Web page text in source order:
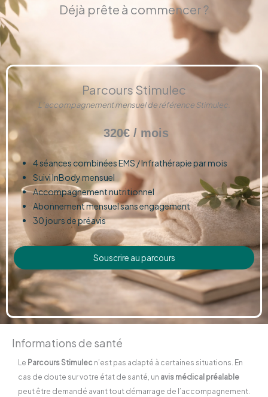
Déjà prête à commencer ?
Parcours Stimulec
L’accompagnement mensuel de référence Stimulec.
320€ / mois
4 séances combinées EMS / Infrathérapie par mois
Suivi InBody mensuel
Accompagnement nutritionnel
Abonnement mensuel sans engagement
30 jours de préavis
Souscrire au parcours
Informations de santé
Le Parcours Stimulec n’est pas adapté à certaines situations. En
cas de doute sur votre état de santé, un avis médical préalable
peut être demandé avant tout démarrage de l’accompagnement.